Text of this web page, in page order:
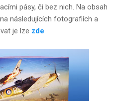
pásy, či bez nich. Na obsah
následujících fotografiích a
je lze zde